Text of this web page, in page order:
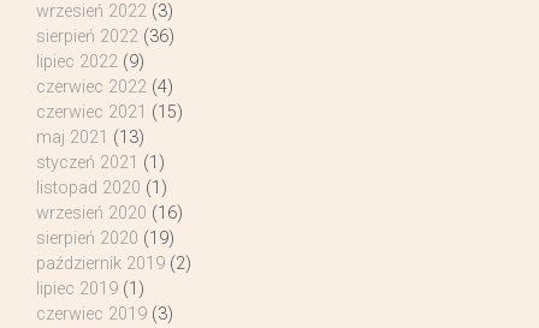
wrzesień 2022 (3)
sierpień 2022 (36)
lipiec 2022 (9)
czerwiec 2022 (4)
czerwiec 2021 (15)
maj 2021 (13)
styczeń 2021 (1)
listopad 2020 (1)
wrzesień 2020 (16)
sierpień 2020 (19)
październik 2019 (2)
lipiec 2019 (1)
czerwiec 2019 (3)